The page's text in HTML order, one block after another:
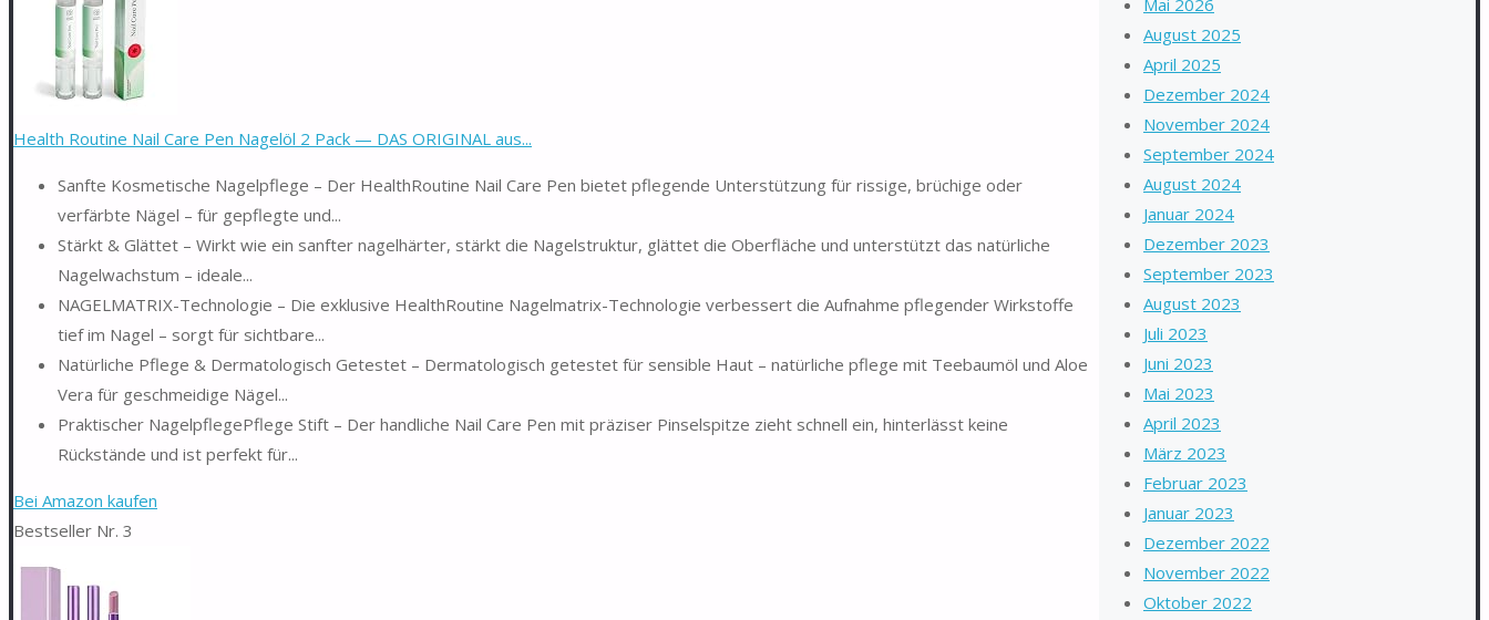
Health Routine Nail Care Pen Nagelöl 2 Pack — DAS ORIGINAL aus...
Sanfte Kosmetische Nagelpflege – Der HealthRoutine Nail Care Pen bietet pflegende Unterstützung für rissige, brüchige oder
verfärbte Nägel – für gepflegte und...
Stärkt & Glättet – Wirkt wie ein sanfter nagelhärter, stärkt die Nagelstruktur, glättet die Oberfläche und unterstützt das natürliche
Nagelwachstum – ideale...
NAGELMATRIX-Technologie – Die exklusive HealthRoutine Nagelmatrix-Technologie verbessert die Aufnahme pflegender Wirkstoffe
tief im Nagel – sorgt für sichtbare...
Natürliche Pflege & Dermatologisch Getestet – Dermatologisch getestet für sensible Haut – natürliche pflege mit Teebaumöl und Aloe
Vera für geschmeidige Nägel...
Praktischer NagelpflegePflege Stift – Der handliche Nail Care Pen mit präziser Pinselspitze zieht schnell ein, hinterlässt keine
Rückstände und ist perfekt für...
Bei Amazon kaufen
Bestseller Nr. 3
Mai 2026
August 2025
April 2025
Dezember 2024
November 2024
September 2024
August 2024
Januar 2024
Dezember 2023
September 2023
August 2023
Juli 2023
Juni 2023
Mai 2023
April 2023
März 2023
Februar 2023
Januar 2023
Dezember 2022
November 2022
Oktober 2022